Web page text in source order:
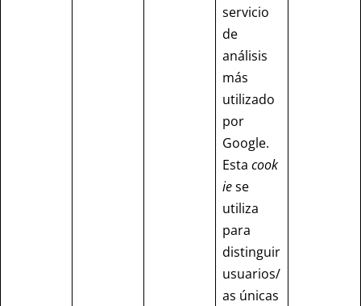
servicio
de
análisis
más
utilizado
por
Google.
Estacook
iese
utiliza
para
distinguir
usuarios/
as únicas